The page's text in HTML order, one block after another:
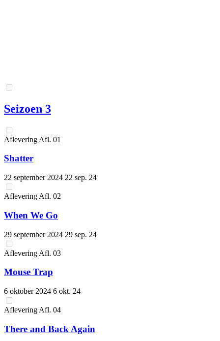
Seizoen 3
Aflevering Afl. 01
Shatter
22 september 2024 22 sep. 24
Aflevering Afl. 02
When We Go
29 september 2024 29 sep. 24
Aflevering Afl. 03
Mouse Trap
6 oktober 2024 6 okt. 24
Aflevering Afl. 04
There and Back Again